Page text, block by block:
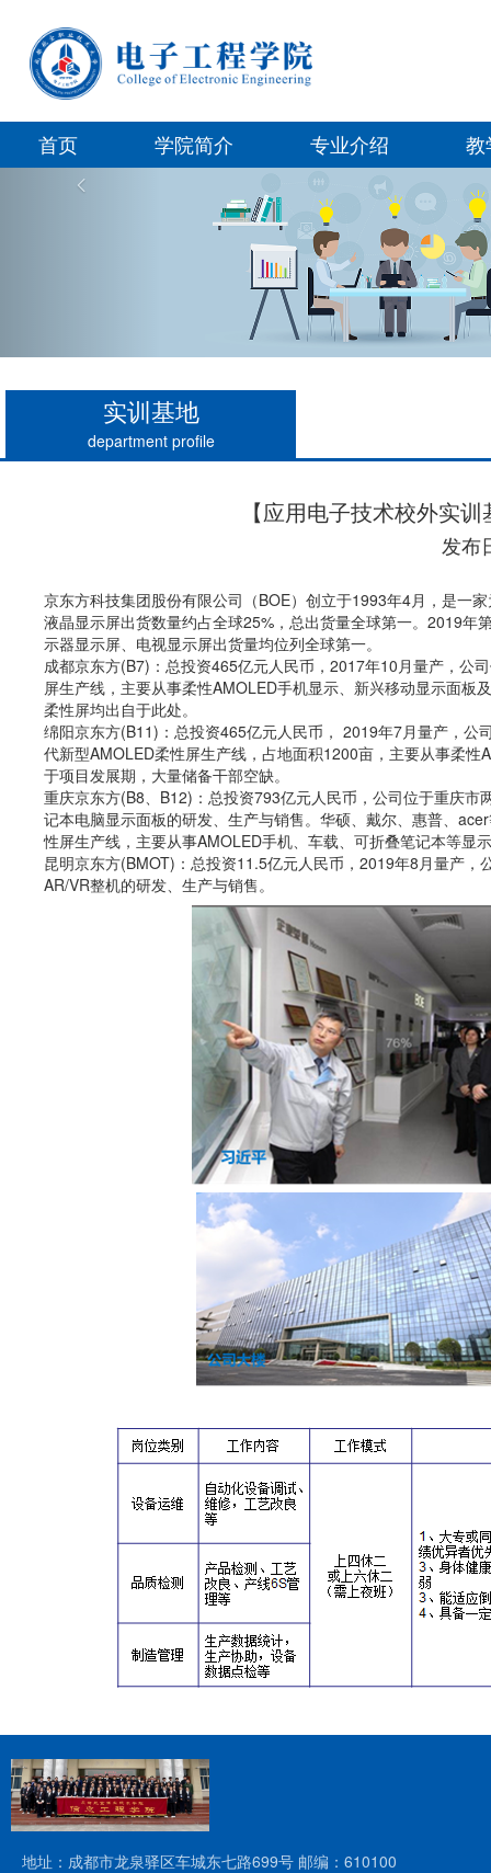
首页 学院简介 专业介绍 教
实训基地
department profile
【应用电子技术校外实
发布
京东方科技集团股份有限公司（BOE） 创立于1993年4月，是一
液晶显示屏出货数量约占全球25% ， 总出货量全球第一。 2019年
示器显示屏、电视显示屏出货量均位列全球第一。
成都京东方(B7) ： 总投资465亿元人民币， 2017年10 月量产，公
屏生产线 ，主要从事柔性AMOLED手机显示、新兴移动显示面板
柔性屏均出自于此处。
绵阳京东方(B11) ： 总投资465亿元人民币， 2019年7月量产，公
代新型AMOLED柔性屏生产线 ，占地面积1200亩，主要从事柔性
于项目发展期，大量储备干部空缺。
重庆京东方(B8 B12) ： 总投资793亿元人民币，公司位于重庆市
记本电脑显示面板的研发、生产与销售。华硕、戴尔、惠普、 acer
性屏生产线 ，主要从事AMOLED手机、车载、可折叠笔记本等显
昆明京东方(BMOT) ： 总投资11.5亿元人民币， 2019年8 月量产，
AR/VR整机的研发、生产与销售。
地址：成都市龙泉驿区车城东七路699号 邮编：610100